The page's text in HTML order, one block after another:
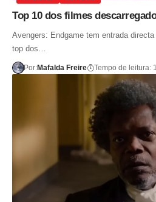
Top 10 dos filmes
Avengers: Endgame tem entrada
top dos…
Por:Mafalda Freire Tempo de leitura: